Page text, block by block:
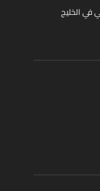
في الخليج